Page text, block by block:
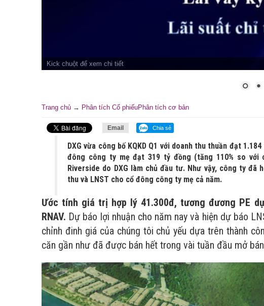
Trang chủ → Phân tích Cổ phiếuPhân tích cơ bản
Email Chia sẻ
DXG vừa công bố KQKD Q1 với doanh thu thuần đạt
đông công ty mẹ đạt 319 tỷ đồng (tăng 110% so với
Riverside do DXG làm chủ đầu tư. Như vậy, công ty đã
thu và LNST cho cổ đông công ty mẹ cả năm.
Ước tính giá trị hợp lý 41.300đ, tương đương PE
RNAV. Dự báo lợi nhuận cho năm nay và hiện dự báo
chỉnh đinh giá của chúng tôi chủ yếu dựa trên thành
căn gần như đã được bán hết trong vài tuần đầu mở